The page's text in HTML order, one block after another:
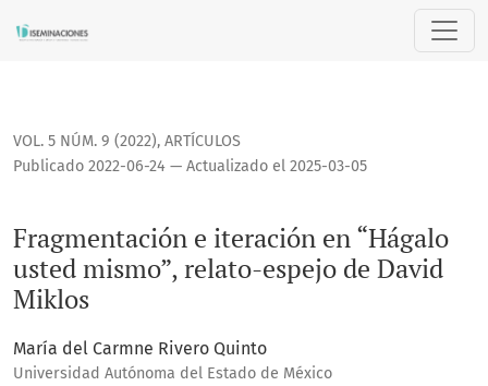
Fragmentación e iteración en “Hágalo usted mismo”,
VOL. 5 NÚM. 9 (2022), ARTÍCULOS
Fragmentación e iteración en “Hágalo
usted mismo”, relato-espejo de David
Miklos
Publicado 2022-06-24 — Actualizado el 2025-03-05
María del Carmne Rivero Quinto
Universidad Autónoma del Estado de México